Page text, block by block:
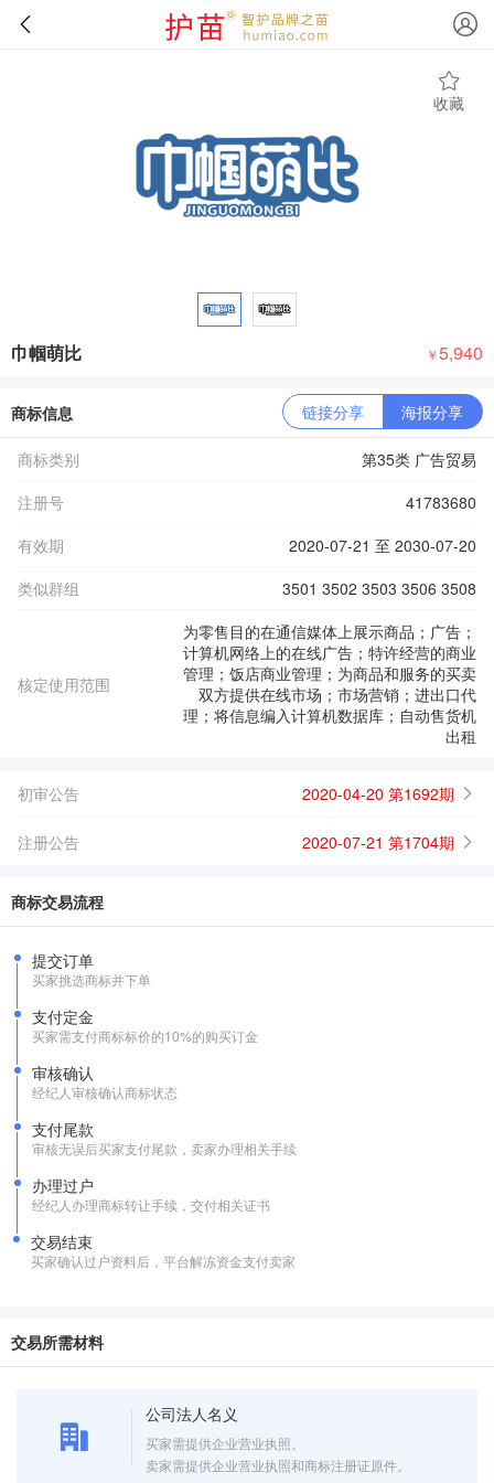
收藏
巾帼萌比 ￥5,940
商标信息 链接分享 海报分享
商标类别
第35类 广告贸易
注册号
41783680
有效期
2020-07-21 至 2030-07-20
类似群组
3501 3502 3503 3506 3508
核定使用范围
为零售目的在通信媒体上展示商品；广告；
计算机网络上的在线广告；特许经营的商业
管理；饭店商业管理；为商品和服务的买卖
双方提供在线市场；市场营销；进出口代
理；将信息编入计算机数据库；自动售货机
出租
初审公告 2020-04-20 第1692期
注册公告 2020-07-21 第1704期
商标交易流程
提交订单
买家挑选商标并下单
支付定金
买家需支付商标标价的10%的购买订金
审核确认
经纪人审核确认商标状态
支付尾款
审核无误后买家支付尾款，卖家办理相关手续
办理过户
经纪人办理商标转让手续，交付相关证书
交易结束
买家确认过户资料后，平台解冻资金支付卖家
交易所需材料
公司法人名义
买家需提供企业营业执照。
卖家需提供企业营业执照和商标注册证原件。